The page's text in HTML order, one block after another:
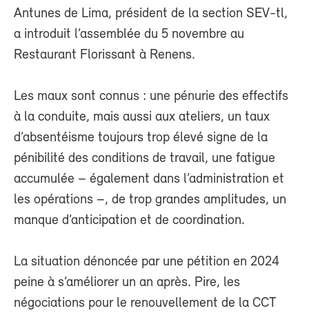
Antunes de Lima, président de la section SEV-tl,
a introduit l’assemblée du 5 novembre au
Restaurant Florissant à Renens.
Les maux sont connus : une pénurie des effectifs
à la conduite, mais aussi aux ateliers, un taux
d’absentéisme toujours trop élevé signe de la
pénibilité des conditions de travail, une fatigue
accumulée – également dans l’administration et
les opérations –, de trop grandes amplitudes, un
manque d’anticipation et de coordination.
La situation dénoncée par une pétition en 2024
peine à s’améliorer un an après. Pire, les
négociations pour le renouvellement de la CCT